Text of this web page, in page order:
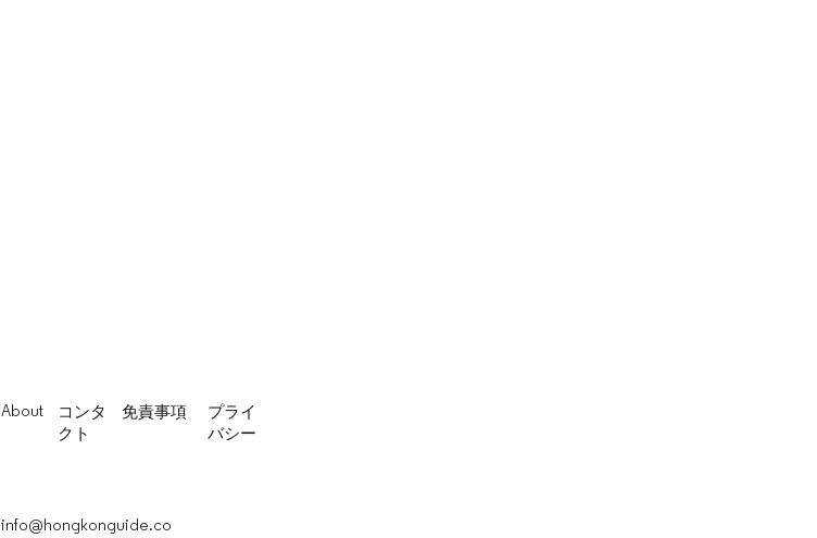
About
コンタ
クト
免責事項
プライ
バシー
info@hongkonguide.co